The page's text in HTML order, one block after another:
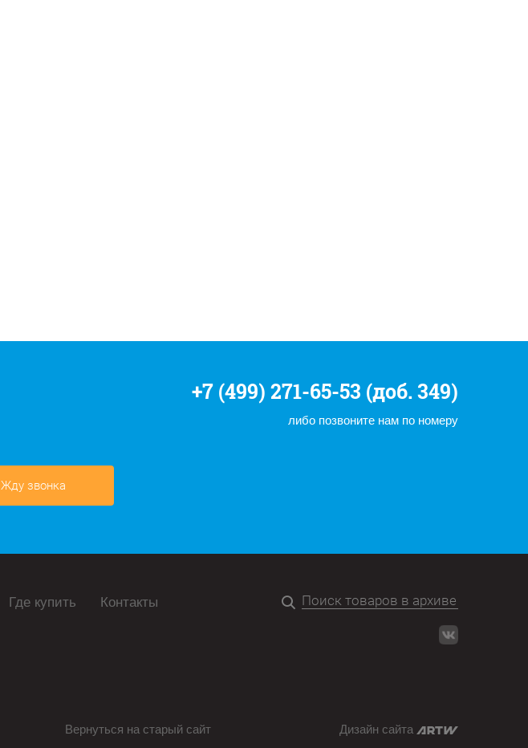
+7 (499) 271-65-53 (доб. 349)
либо позвоните нам по номеру
Жду звонка
Где купить Контакты
Вернуться на старый сайт Дизайн сайта